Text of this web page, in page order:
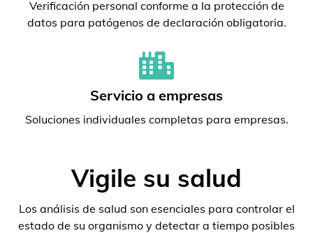
Verificación personal conforme a la protección de
datos para patógenos de declaración obligatoria.
Servicio a empresas
Soluciones individuales completas para empresas.
Vigile su salud
Los análisis de salud son esenciales para controlar el
estado de su organismo y detectar a tiempo posibles